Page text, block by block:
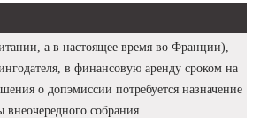
а в настоящее время во Франции),
в финансовую аренду сроком на
о допэмиссии потребуется назначение
собрания.